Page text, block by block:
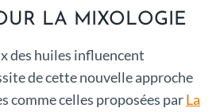
LA MIXOLOGIE
des huiles influencent
de cette nouvelle approche
comme celles proposées parLa